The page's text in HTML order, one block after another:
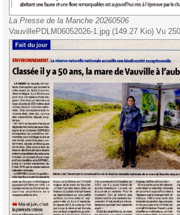
La Presse de la Manche 20260506
VauvillePDLM06052026-1.jpg (149.27 Kio) Vu